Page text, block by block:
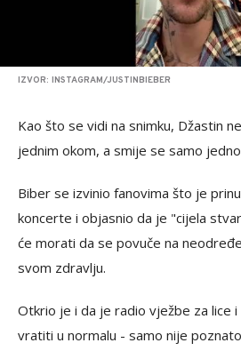
IZVOR: INSTAGRAM/JUSTINBIEBER
Kao što se vidi na snimku, Džastin
jednim okom, a smije se samo
Biber se izvinio fanovima što je
koncerte i objasnio da je "cijela
će morati da se povuče na
svom zdravlju.
Otkrio je i da je radio vježbe za lice
vratiti u normalu - samo nije